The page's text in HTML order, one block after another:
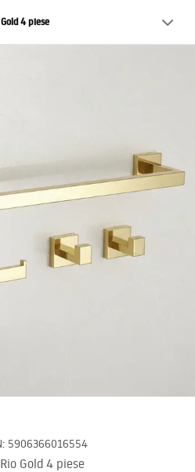
4 piese
: 5906366016554
Gold 4 piese